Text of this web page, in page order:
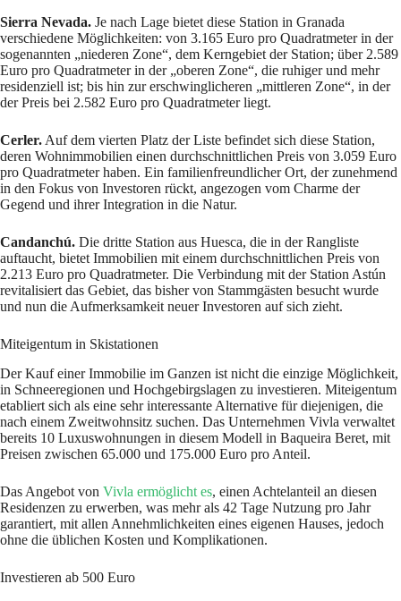
Sierra Nevada. Je nach Lage bietet diese Station in Granada
verschiedene Möglichkeiten: von 3.165 Euro pro Quadratmeter in der
sogenannten „niederen Zone“, dem Kerngebiet der Station; über 2.589
Euro pro Quadratmeter in der „oberen Zone“, die ruhiger und mehr
residenziell ist; bis hin zur erschwinglicheren „mittleren Zone“, in der
der Preis bei 2.582 Euro pro Quadratmeter liegt.
Cerler. Auf dem vierten Platz der Liste befindet sich diese Station,
deren Wohnimmobilien einen durchschnittlichen Preis von 3.059 Euro
pro Quadratmeter haben. Ein familienfreundlicher Ort, der zunehmend
in den Fokus von Investoren rückt, angezogen vom Charme der
Gegend und ihrer Integration in die Natur.
Candanchú. Die dritte Station aus Huesca, die in der Rangliste
auftaucht, bietet Immobilien mit einem durchschnittlichen Preis von
2.213 Euro pro Quadratmeter. Die Verbindung mit der Station Astún
revitalisiert das Gebiet, das bisher von Stammgästen besucht wurde
und nun die Aufmerksamkeit neuer Investoren auf sich zieht.
Miteigentum in Skistationen
Der Kauf einer Immobilie im Ganzen ist nicht die einzige Möglichkeit,
in Schneeregionen und Hochgebirgslagen zu investieren. Miteigentum
etabliert sich als eine sehr interessante Alternative für diejenigen, die
nach einem Zweitwohnsitz suchen. Das Unternehmen Vivla verwaltet
bereits 10 Luxuswohnungen in diesem Modell in Baqueira Beret, mit
Preisen zwischen 65.000 und 175.000 Euro pro Anteil.
Das Angebot von Vivla ermöglicht es, einen Achtelanteil an diesen
Residenzen zu erwerben, was mehr als 42 Tage Nutzung pro Jahr
garantiert, mit allen Annehmlichkeiten eines eigenen Hauses, jedoch
ohne die üblichen Kosten und Komplikationen.
Investieren ab 500 Euro